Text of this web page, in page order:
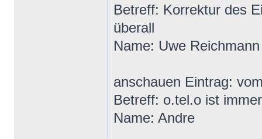
Betreff: Korrektur des
überall
Name: Uwe Reichmann
anschauen Eintrag:
Betreff: o.tel.o ist
Name: Andre